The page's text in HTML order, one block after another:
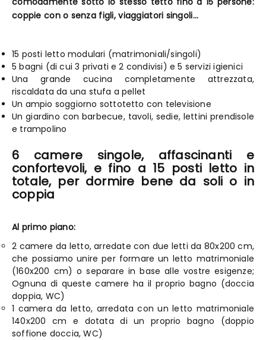
coppie con o senza figli, viaggiatori singoli...
15 posti letto modulari (matrimoniali/singoli)
5 bagni (di cui 3 privati e 2 condivisi) e 5 servizi igienici
Una grande cucina completamente attrezzata,
riscaldata da una stufa a pellet
Un ampio soggiorno sottotetto con televisione
Un giardino con barbecue, tavoli, sedie, lettini prendisole
e trampolino
6 camere singole, affascinanti e
confortevoli, e fino a 15 posti letto in
totale, per dormire bene da soli o in
coppia
Al primo piano:
2 camere da letto, arredate con due letti da 80x200 cm,
che possiamo unire per formare un letto matrimoniale
(160x200 cm) o separare in base alle vostre esigenze;
Ognuna di queste camere ha il proprio bagno (doccia
doppia, WC)
1 camera da letto, arredata con un letto matrimoniale
140x200 cm e dotata di un proprio bagno (doppio
soffione doccia, WC)